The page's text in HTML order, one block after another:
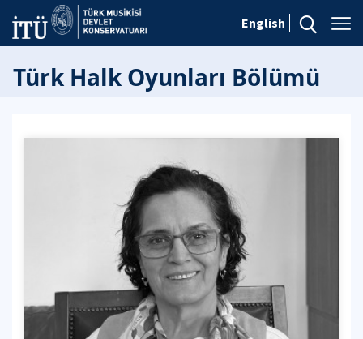
English
Türk Halk Oyunları Bölümü